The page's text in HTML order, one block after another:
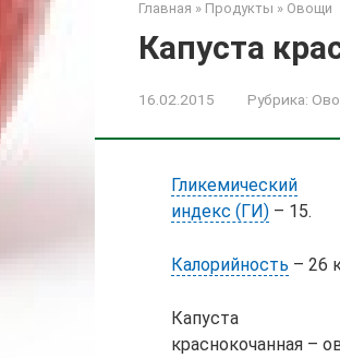
Главная » Продукты » Овощи
Капуста
16.02.2015 Рубрика:
Гликемический
индекс (ГИ) – 15.
Калорийность – 26
Капуста
краснокочанная –